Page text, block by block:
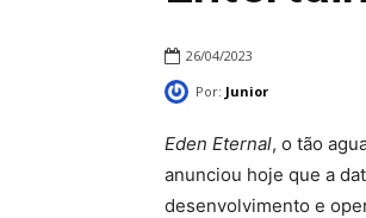
26/04/2023
Por: Junior
Eden Eternal, o tão
anunciou hoje que a
desenvolvimento e